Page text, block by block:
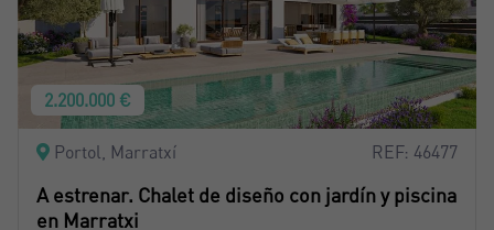
2.200.000 €
Portol, Marratxí REF: 46477
A estrenar. Chalet de diseño con jardín y piscina
en Marratxi
Crear una cuenta
Nombre*